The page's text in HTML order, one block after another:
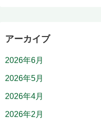
アーカイブ
2026年6月
2026年5月
2026年4月
2026年2月